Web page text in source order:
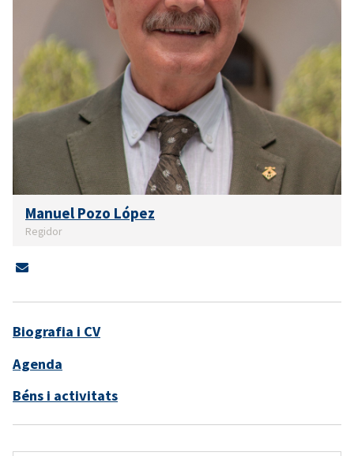
Manuel Pozo López
Regidor
Biografia i CV
Agenda
Béns i activitats